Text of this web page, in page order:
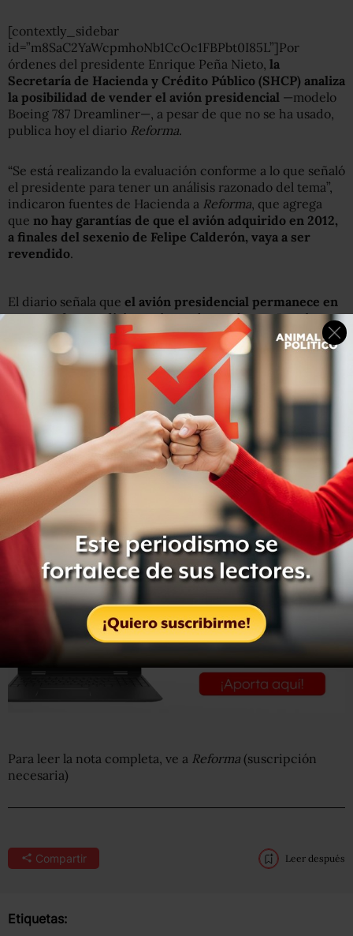
[contextly_sidebar
id=”m8SaC2YaWcpmhoNb1CcOc1FBPbt0I85L”]Por
órdenes del presidente Enrique Peña Nieto, la
Secretaría de Hacienda y Crédito Público (SHCP) analiza
la posibilidad de vender el avión presidencial —modelo
Boeing 787 Dreamliner—, a pesar de que no se ha usado,
publica hoy el diario Reforma.
“Se está realizando la evaluación conforme a lo que señaló
el presidente para tener un análisis razonado del tema”,
indicaron fuentes de Hacienda a Reforma, que agrega
que no hay garantías de que el avión adquirido en 2012,
a finales del sexenio de Felipe Calderón, vaya a ser
revendido.
El diario señala que el avión presidencial permanece en
proceso de acondicionamiento,luego de que Banobras
se lo entregó a la Secretaría de la Defensa Nacional
(Sedena) bajo un esquema de arrendamiento financiero a
15 años.
Banobras, señala Reforma, informó que el costo del
Dreamliner fue de 231 millones de dólares, o 3 mil 119
millones de pesos, por una cobertura que le permitió un
tipo de cambio de alrededor de 13.50 pesos, en
noviembre de 2012.
Para leer la nota completa, ve a Reforma (suscripción
necesaria)
Compartir Leer después
Etiquetas: